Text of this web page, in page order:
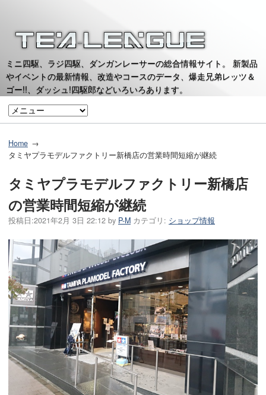
ミニ四駆、ラジ四駆、ダンガンレーサーの総合情報サイト。 新製品
やイベントの最新情報、改造やコースのデータ、爆走兄弟レッツ＆
ゴー!!、ダッシュ!四駆郎などいろいろあります。
Home
タミヤプラモデルファクトリー新橋店の営業時間短縮が継続
タミヤプラモデルファクトリー新橋店
の営業時間短縮が継続
投稿日:2021年2月 3日 22:12 by P-M カテゴリ: ショップ情報